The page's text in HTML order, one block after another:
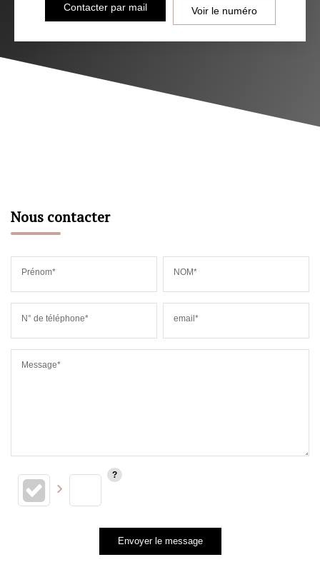
Contacter par mail Voir le numéro
Nous contacter
Prénom* NOM*
N° de téléphone* email*
Message*
Envoyer le message